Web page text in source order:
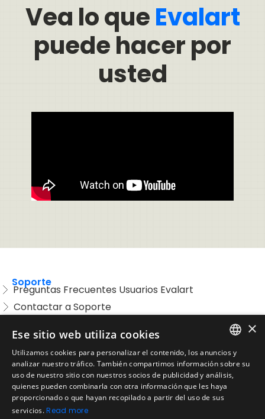
Vea lo queEvalart
puede hacer por
usted
Soporte
Preguntas Frecuentes Usuarios Evalart
Contactar a Soporte
Legal
Condiciones de Servicio
Aviso de privacidad
Política de cookies
Política de devoluciones
ENGLISH
SPANISH
×
Ese sitio web utiliza cookies
Utilizamos cookies para personalizar el contenido, los anuncios y
analizar nuestro tráfico. También compartimos información sobre su
uso de nuestro sitio con nuestros socios de publicidad y análisis,
quienes pueden combinarla con otra información que les haya
proporcionado o que hayan recopilado a partir del uso de sus
servicios.Read more